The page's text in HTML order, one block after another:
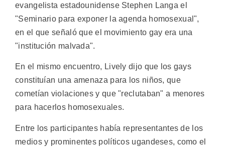
evangelista estadounidense Stephen Langa el
"Seminario para exponer la agenda homosexual",
en el que señaló que el movimiento gay era una
"institución malvada".
En el mismo encuentro, Lively dijo que los gays
constituían una amenaza para los niños, que
cometían violaciones y que "reclutaban" a menores
para hacerlos homosexuales.
Entre los participantes había representantes de los
medios y prominentes políticos ugandeses, como el